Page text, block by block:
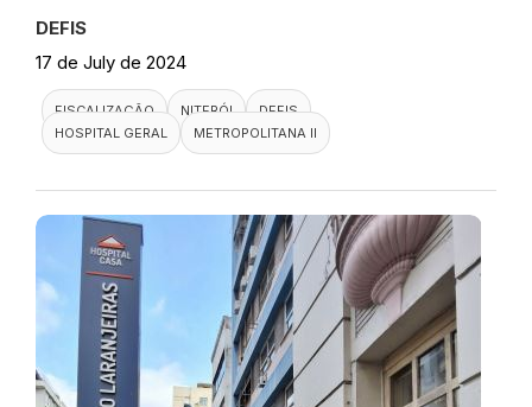
DEFIS
17 de July de 2024
FISCALIZAÇÃO NITERÓI
DEFIS
HOSPITAL GERAL
METROPOLITANA II